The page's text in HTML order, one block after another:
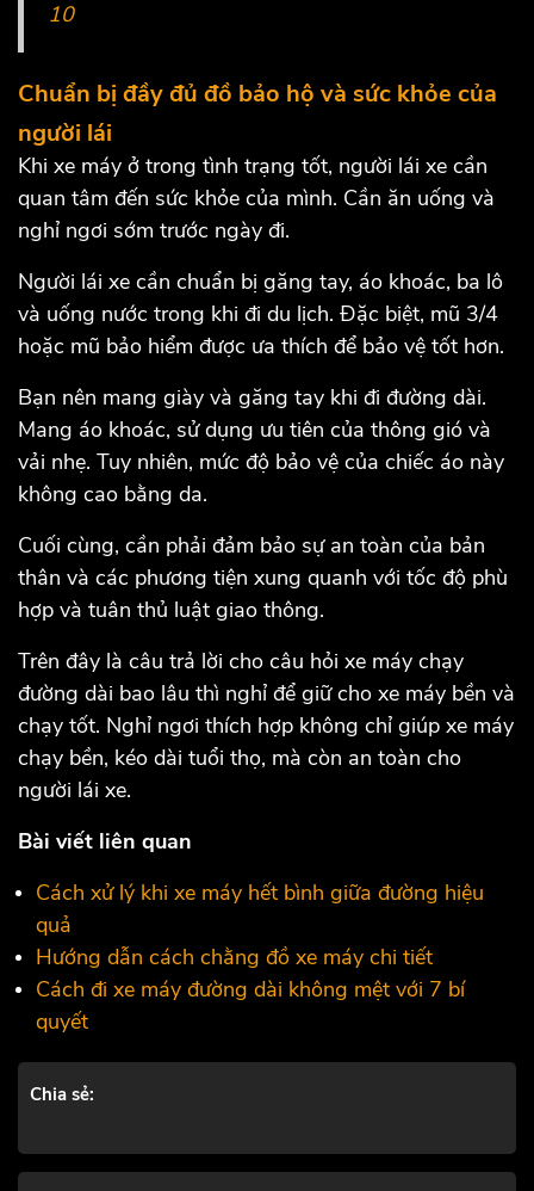
10
Chuẩn bị đầy đủ đồ bảo hộ và sức khỏe của
người lái
Khi xe máy ở trong tình trạng tốt, người lái xe cần
quan tâm đến sức khỏe của mình. Cần ăn uống và
nghỉ ngơi sớm trước ngày đi.
Người lái xe cần chuẩn bị găng tay, áo khoác, ba lô
và uống nước trong khi đi du lịch. Đặc biệt, mũ 3/4
hoặc mũ bảo hiểm được ưa thích để bảo vệ tốt hơn.
Bạn nên mang giày và găng tay khi đi đường dài.
Mang áo khoác, sử dụng ưu tiên của thông gió và
vải nhẹ. Tuy nhiên, mức độ bảo vệ của chiếc áo này
không cao bằng da.
Cuối cùng, cần phải đảm bảo sự an toàn của bản
thân và các phương tiện xung quanh với tốc độ phù
hợp và tuân thủ luật giao thông.
Trên đây là câu trả lời cho câu hỏi xe máy chạy
đường dài bao lâu thì nghỉ để giữ cho xe máy bền và
chạy tốt. Nghỉ ngơi thích hợp không chỉ giúp xe máy
chạy bền, kéo dài tuổi thọ, mà còn an toàn cho
người lái xe.
Bài viết liên quan
Cách xử lý khi xe máy hết bình giữa đường hiệu
quả
Hướng dẫn cách chằng đồ xe máy chi tiết
Cách đi xe máy đường dài không mệt với 7 bí
quyết
Chia sẻ: